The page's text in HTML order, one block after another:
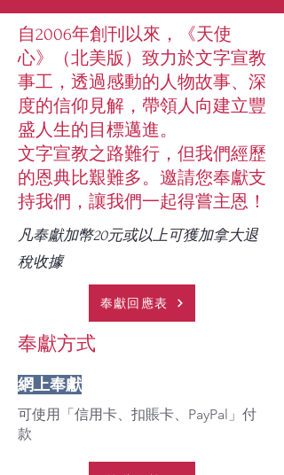
自2006年創刊以來，《天使
心》（北美版）致力於文字宣教
事工，透過感動的人物故事、深
度的信仰見解，帶領人向建立豐
盛人生的目標邁進。
​文字宣教之路難行，但我們經歷
的恩典比艱難多。邀請您奉獻支
持我們，讓我們一起得嘗主恩！
凡奉獻加幣20元或以上可獲加拿大退
稅收據
奉獻回應表
奉獻方式
網上奉獻
可使用「信用卡、扣賬卡、PayPal」付
款